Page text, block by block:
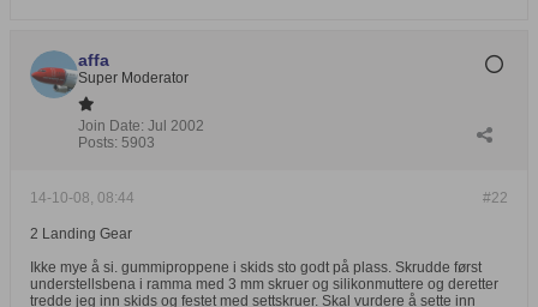
affa
Super Moderator
Join Date: Jul 2002
Posts: 5903
#22
14-10-08, 08:44
2 Landing Gear
Ikke mye å si. gummiproppene i skids sto godt på plass. Skrudde først
understellsbena i ramma med 3 mm skruer og silikonmuttere og deretter
tredde jeg inn skids og festet med settskruer. Skal vurdere å sette inn